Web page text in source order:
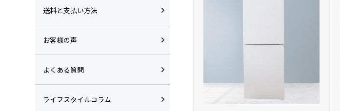
送料と支払い方法
お客様の声
よくある質問
ライフスタイルコラム